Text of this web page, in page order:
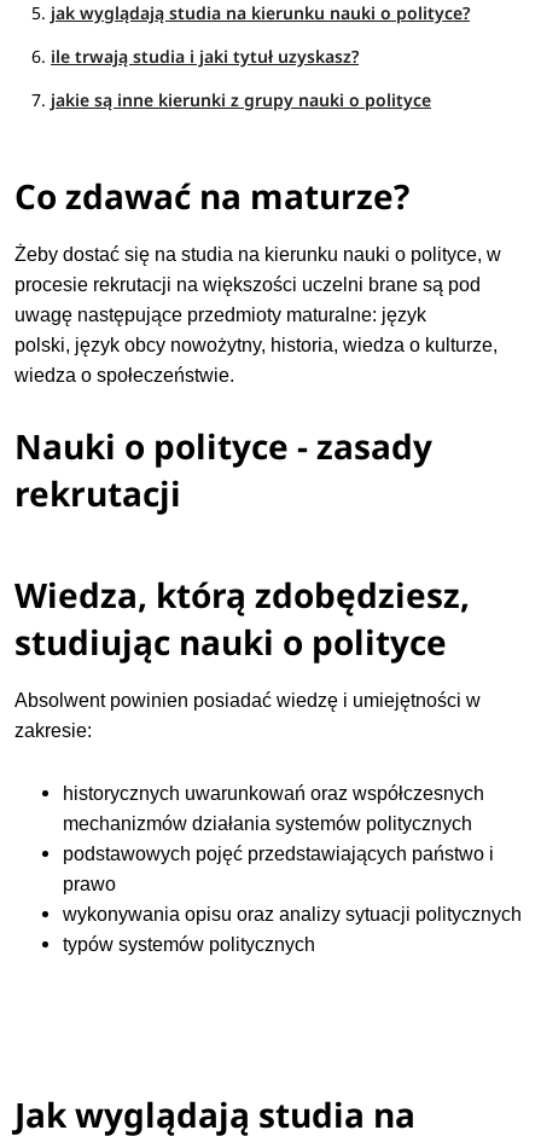
jak wyglądają studia na kierunku nauki o polityce?
ile trwają studia i jaki tytuł uzyskasz?
jakie są inne kierunki z grupy nauki o polityce
Co zdawać na maturze?
Żeby dostać się na studia na kierunku nauki o polityce, w
procesie rekrutacji na większości uczelni brane są pod
uwagę następujące przedmioty maturalne: język
polski, język obcy nowożytny, historia, wiedza o kulturze,
wiedza o społeczeństwie.
Nauki o polityce - zasady
rekrutacji
Wiedza, którą zdobędziesz,
studiując nauki o polityce
Absolwent powinien posiadać wiedzę i umiejętności w
zakresie:
historycznych uwarunkowań oraz współczesnych
mechanizmów działania systemów politycznych
podstawowych pojęć przedstawiających państwo i
prawo
wykonywania opisu oraz analizy sytuacji politycznych
typów systemów politycznych
Jak wyglądają studia na